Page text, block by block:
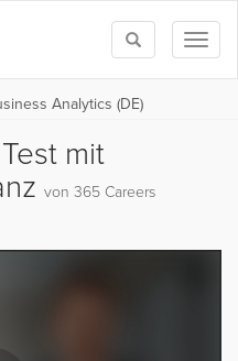
Toggle
search
Analytics (DE)
mit
von 365 Careers